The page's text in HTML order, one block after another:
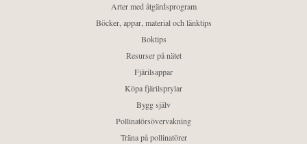
Arter med åtgärdsprogram
Böcker, appar, material och länktips
Boktips
Resurser på nätet
Fjärilsappar
Köpa fjärilsprylar
Bygg själv
Pollinatörsövervakning
Träna på pollinatörer